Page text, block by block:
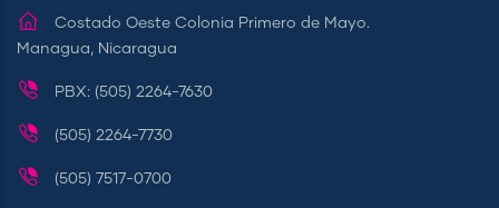
Costado Oeste Colonia Primero de Mayo.
Managua, Nicaragua
PBX: (505) 2264-7630
(505) 2264-7730
(505) 7517-0700